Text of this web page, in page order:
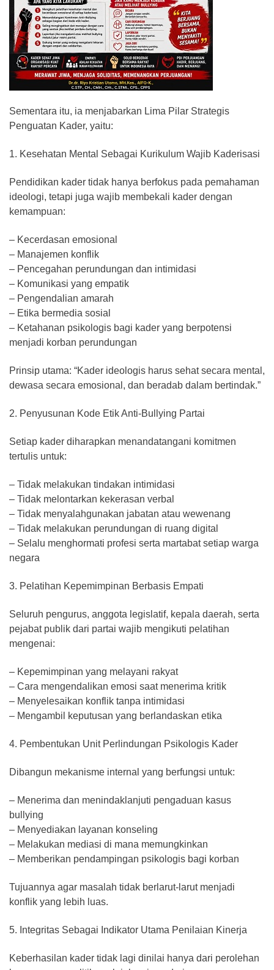
Sementara itu, ia menjabarkan Lima Pilar Strategis
Penguatan Kader, yaitu:
1. Kesehatan Mental Sebagai Kurikulum Wajib Kaderisasi
Pendidikan kader tidak hanya berfokus pada pemahaman
ideologi, tetapi juga wajib membekali kader dengan
kemampuan:
– Kecerdasan emosional
– Manajemen konflik
– Pencegahan perundungan dan intimidasi
– Komunikasi yang empatik
– Pengendalian amarah
– Etika bermedia sosial
– Ketahanan psikologis bagi kader yang berpotensi
menjadi korban perundungan
Prinsip utama: “Kader ideologis harus sehat secara mental,
dewasa secara emosional, dan beradab dalam bertindak.”
2. Penyusunan Kode Etik Anti-Bullying Partai
Setiap kader diharapkan menandatangani komitmen
tertulis untuk:
– Tidak melakukan tindakan intimidasi
– Tidak melontarkan kekerasan verbal
– Tidak menyalahgunakan jabatan atau wewenang
– Tidak melakukan perundungan di ruang digital
– Selalu menghormati profesi serta martabat setiap warga
negara
3. Pelatihan Kepemimpinan Berbasis Empati
Seluruh pengurus, anggota legislatif, kepala daerah, serta
pejabat publik dari partai wajib mengikuti pelatihan
mengenai:
– Kepemimpinan yang melayani rakyat
– Cara mengendalikan emosi saat menerima kritik
– Menyelesaikan konflik tanpa intimidasi
– Mengambil keputusan yang berlandaskan etika
4. Pembentukan Unit Perlindungan Psikologis Kader
Dibangun mekanisme internal yang berfungsi untuk:
– Menerima dan menindaklanjuti pengaduan kasus
bullying
– Menyediakan layanan konseling
– Melakukan mediasi di mana memungkinkan
– Memberikan pendampingan psikologis bagi korban
Tujuannya agar masalah tidak berlarut-larut menjadi
konflik yang lebih luas.
5. Integritas Sebagai Indikator Utama Penilaian Kinerja
Keberhasilan kader tidak lagi dinilai hanya dari perolehan